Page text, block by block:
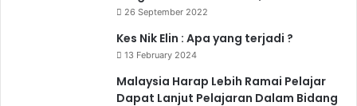
26 September 2022
Kes Nik Elin : Apa yang terjadi ?
13 February 2024
Malaysia Harap Lebih Ramai Pelajar
Dapat Lanjut Pelajaran Dalam Bidang